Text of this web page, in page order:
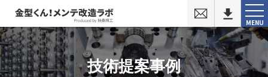
MENU
い
合
わ
せ
技術提案事例